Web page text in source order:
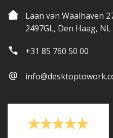
Laan van Waalhaven
2497GL, Den Haag, NL
+31 85 760 50 00